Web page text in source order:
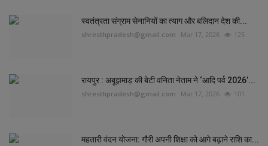
स्वतंत्रता संग्राम सेनानियों का त्याग और बलिदान देश की...
shresthpradesh@gmail.com Mar 17, 2026 125
रायपुर : अबूझमाड़ की बेटी वनिता नेताम ने ‘आदि पर्व 2026’...
shresthpradesh@gmail.com Mar 17, 2026 101
महतारी वंदन योजना: गौरी अपनी शिक्षा को आगे बढ़ाने राशि का...